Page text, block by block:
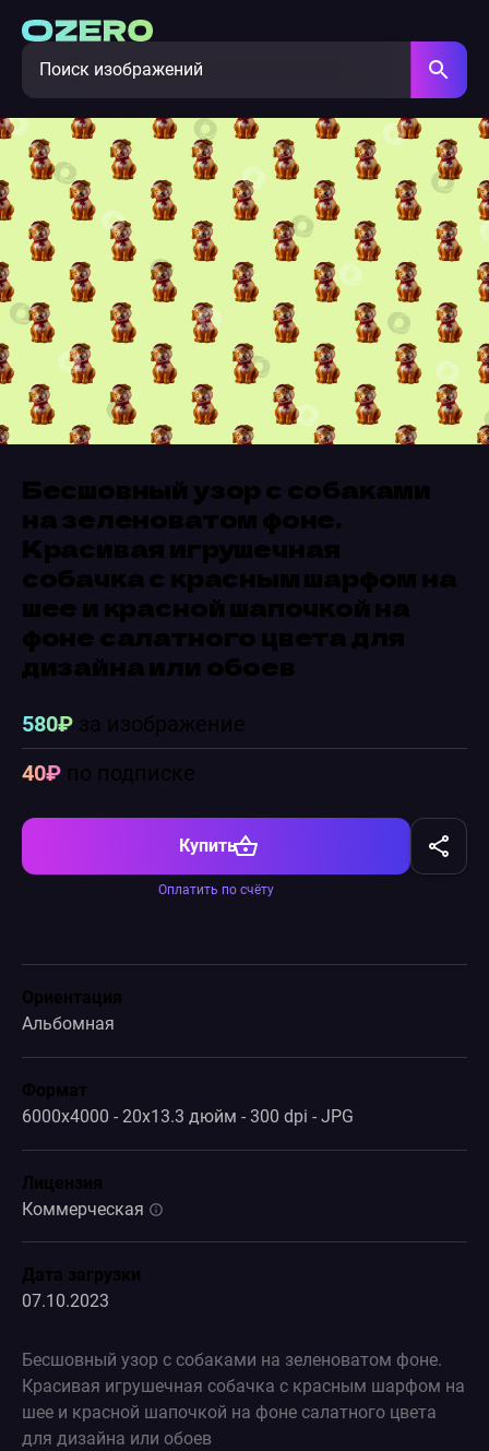
Бесшовный узор с собаками
на зеленоватом фоне.
Красивая игрушечная
собачка с красным шарфом на
шее и красной шапочкой на
фоне салатного цвета для
дизайна или обоев
580₽за изображение
40₽по подписке
Купить
Оплатить по счёту
Ориентация
Альбомная
Формат
6000x4000 - 20x13.3 дюйм - 300 dpi - JPG
Лицензия
Коммерческая
Дата загрузки
07.10.2023
Бесшовный узор с собаками на зеленоватом фоне.
Красивая игрушечная собачка с красным шарфом на
шее и красной шапочкой на фоне салатного цвета
для дизайна или обоев